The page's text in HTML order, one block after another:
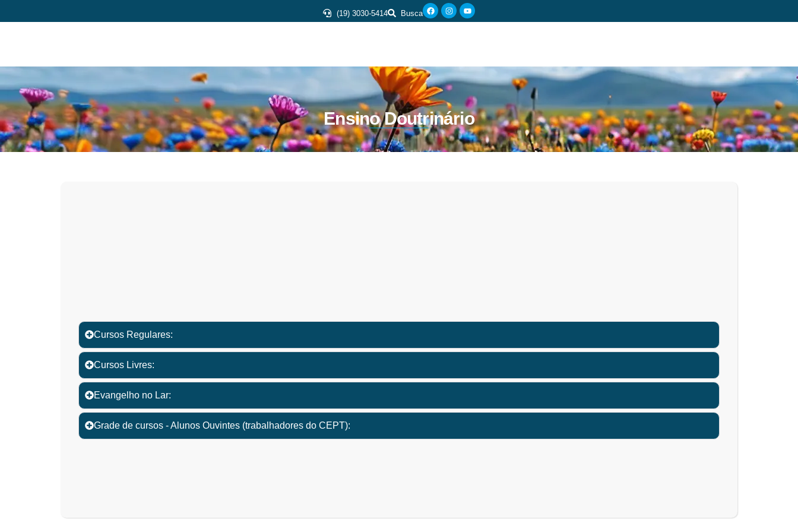
(19) 3030-5414 Busca
Ensino Doutrinário
Cursos Regulares:
Cursos Livres:
Evangelho no Lar:
Grade de cursos - Alunos Ouvintes (trabalhadores do CEPT):